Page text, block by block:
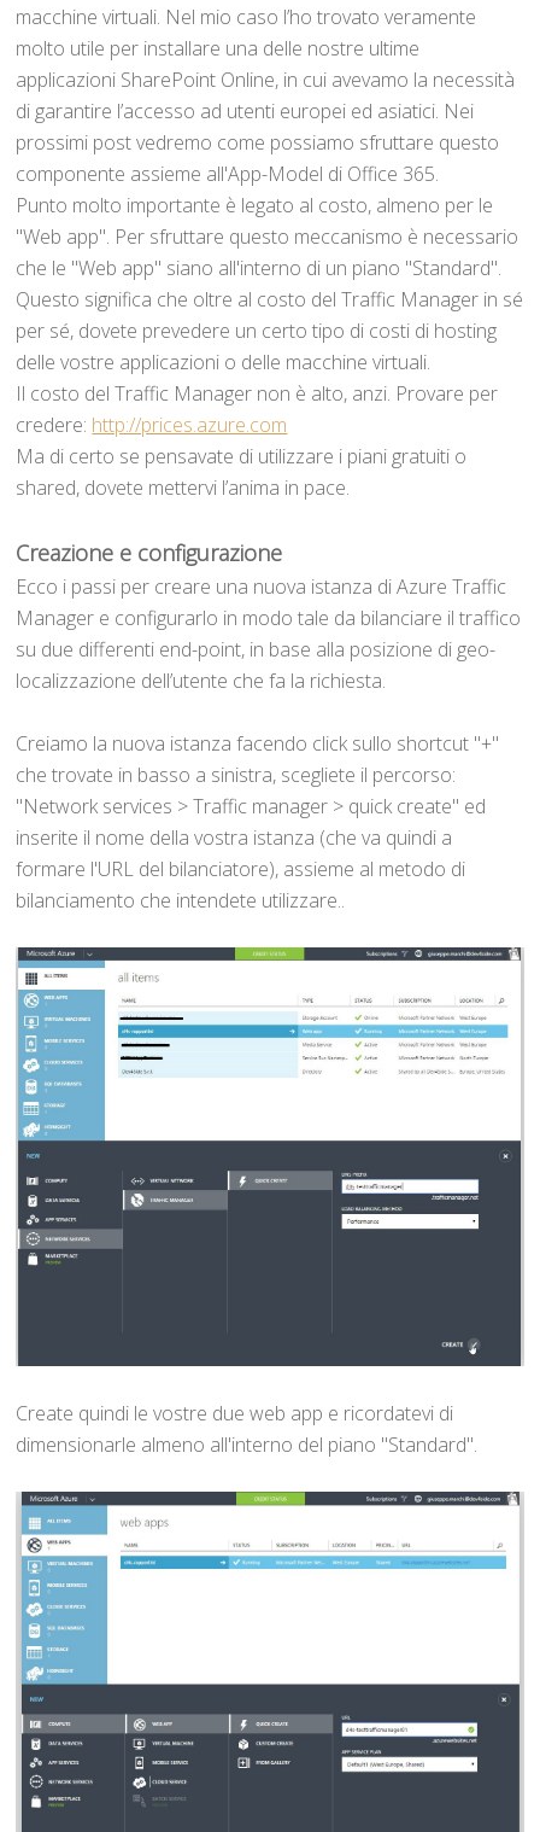
macchine virtuali. Nel mio caso l’ho trovato veramente
molto utile per installare una delle nostre ultime
applicazioni SharePoint Online, in cui avevamo la necessità
di garantire l’accesso ad utenti europei ed asiatici. Nei
prossimi post vedremo come possiamo sfruttare questo
componente assieme all'App-Model di Office 365.
Punto molto importante è legato al costo, almeno per le
"Web app". Per sfruttare questo meccanismo è necessario
che le "Web app" siano all'interno di un piano "Standard".
Questo significa che oltre al costo del Traffic Manager in sé
per sé, dovete prevedere un certo tipo di costi di hosting
delle vostre applicazioni o delle macchine virtuali.
Il costo del Traffic Manager non è alto, anzi. Provare per
credere: http://prices.azure.com
Ma di certo se pensavate di utilizzare i piani gratuiti o
shared, dovete mettervi l’anima in pace.
Creazione e configurazione
Ecco i passi per creare una nuova istanza di Azure Traffic
Manager e configurarlo in modo tale da bilanciare il traffico
su due differenti end-point, in base alla posizione di geo-
localizzazione dell’utente che fa la richiesta.
Creiamo la nuova istanza facendo click sullo shortcut "+"
che trovate in basso a sinistra, scegliete il percorso:
"Network services > Traffic manager > quick create" ed
inserite il nome della vostra istanza (che va quindi a
formare l'URL del bilanciatore), assieme al metodo di
bilanciamento che intendete utilizzare..
Create quindi le vostre due web app e ricordatevi di
dimensionarle almeno all'interno del piano "Standard".